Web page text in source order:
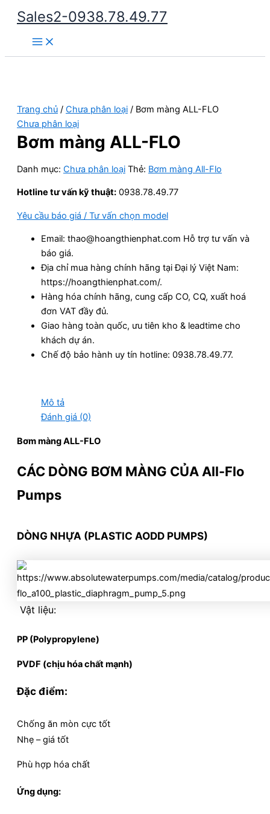
Nhảy
dung
Sales2-0938.78.49.77
Main
Menu
Trang chủ / Chưa phân loại / Bơm màng ALL-FLO
Chưa phân loại
Bơm màng ALL-FLO
Danh mục: Chưa phân loại Thẻ: Bơm màng All-Flo
Hotline tư vấn kỹ thuật: 0938.78.49.77
Yêu cầu báo giá / Tư vấn chọn model
Email: thao@hoangthienphat.com Hỗ trợ tư vấn và
báo giá.
Địa chỉ mua hàng chính hãng tại Đại lý Việt Nam:
https://hoangthienphat.com/.
Hàng hóa chính hãng, cung cấp CO, CQ, xuất hoá
đơn VAT đầy đủ.
Giao hàng toàn quốc, ưu tiên kho & leadtime cho
khách dự án.
Chế độ bảo hành uy tín hotline: 0938.78.49.77.
Mô tả
Đánh giá (0)
Bơm màng ALL-FLO
CÁC DÒNG BƠM MÀNG CỦA All-Flo
Pumps
DÒNG NHỰA (PLASTIC AODD PUMPS)
Vật liệu:
PP (Polypropylene)
PVDF (chịu hóa chất mạnh)
Đặc điểm:
Chống ăn mòn cực tốt
Nhẹ – giá tốt
Phù hợp hóa chất
Ứng dụng: